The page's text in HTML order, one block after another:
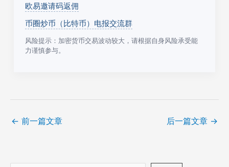
欧易邀请码返佣
币圈炒币（比特币）电报交流群
风险提示：加密货币交易波动较大，请根据自身风险承受能
力谨慎参与。
← 前一篇文章 后一篇文章 →